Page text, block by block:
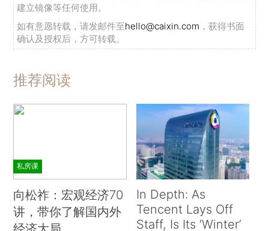
建立镜像等任何使用。
如有意愿转载，请发邮件至hello@caixin.com ，获得书面
确认及授权后，方可转载。
推荐阅读
私房课
向松祚：宏观经济70
讲，带你了解国内外
In Depth: As
Tencent Lays Off
Staff, Is Its ‘Winter’